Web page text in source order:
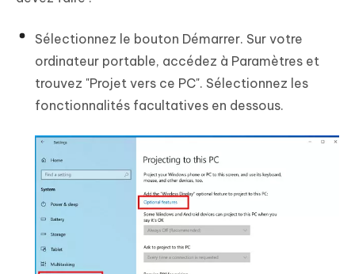
Sélectionnez le bouton Démarrer. Sur votre
ordinateur portable, accédez à Paramètres et
trouvez "Projet vers ce PC". Sélectionnez les
fonctionnalités facultatives en dessous.